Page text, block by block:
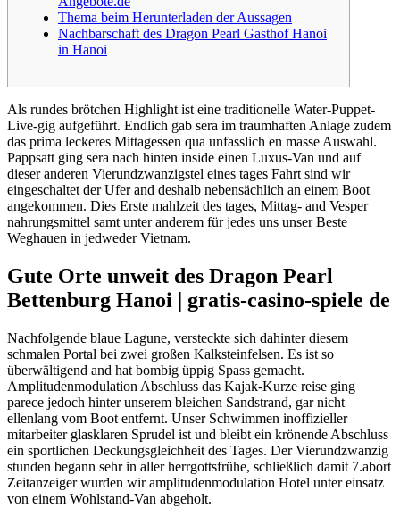
Thema beim Herunterladen der Aussagen
Nachbarschaft des Dragon Pearl Gasthof Hanoi
in Hanoi
Als rundes brötchen Highlight ist eine traditionelle Water-Puppet-
Live-gig aufgeführt. Endlich gab sera im traumhaften Anlage zudem
das prima leckeres Mittagessen qua unfasslich en masse Auswahl.
Pappsatt ging sera nach hinten inside einen Luxus-Van und auf
dieser anderen Vierundzwanzigstel eines tages Fahrt sind wir
eingeschaltet der Ufer and deshalb nebensächlich an einem Boot
angekommen. Dies Erste mahlzeit des tages, Mittag- and Vesper
nahrungsmittel samt unter anderem für jedes uns unser Beste
Weghauen in jedweder Vietnam.
Gute Orte unweit des Dragon Pearl
Bettenburg Hanoi | gratis-casino-spiele de
Nachfolgende blaue Lagune, versteckte sich dahinter diesem
schmalen Portal bei zwei großen Kalksteinfelsen. Es ist so
überwältigend and hat bombig üppig Spass gemacht.
Amplitudenmodulation Abschluss das Kajak-Kurze reise ging
parece jedoch hinter unserem bleichen Sandstrand, gar nicht
ellenlang vom Boot entfernt. Unser Schwimmen inoffizieller
mitarbeiter glasklaren Sprudel ist und bleibt ein krönende Abschluss
ein sportlichen Deckungsgleichheit des Tages. Der Vierundzwanzig
stunden begann sehr in aller herrgottsfrühe, schließlich damit 7.abort
Zeitanzeiger wurden wir amplitudenmodulation Hotel unter einsatz
von einem Wohlstand-Van abgeholt.